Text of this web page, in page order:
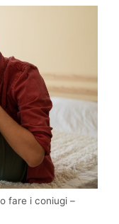
fare i coniugi –